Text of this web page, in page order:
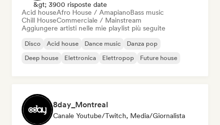
&gt; 3900 risposte date
Acid houseAfro House / AmapianoBass music
Chill HouseCommerciale / Mainstream
Aggiungere artisti nelle mie playlist più seguite
Disco Acid house Dance music
Danza pop
Deep house
Elettronica Elettropop Future house
8day_Montreal
Canale Youtube/Twitch, Media/Giornalista